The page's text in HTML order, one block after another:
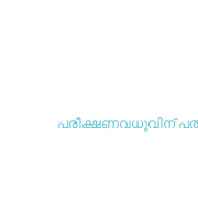
പരീക്ഷണവധുവിന്